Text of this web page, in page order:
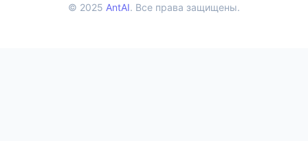
© 2025 AntAI. Все права защищены.